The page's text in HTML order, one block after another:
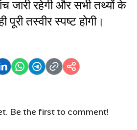
जारी रहेगी और सभी तथ्यों के
तस्वीर स्पष्ट होगी।
Be the first to comment!